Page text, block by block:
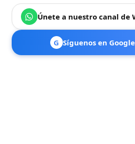
Únete a nuestro canal de
G Síguenos en